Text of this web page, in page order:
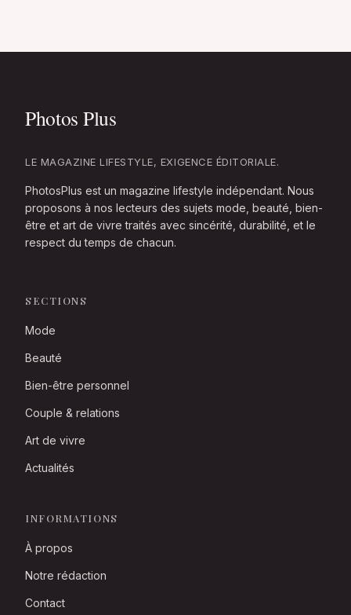
LE MAGAZINE LIFESTYLE, EXIGENCE ÉDITORIALE.
PhotosPlus est un magazine lifestyle indépendant. Nous
proposons à nos lecteurs des sujets mode, beauté, bien-
être et art de vivre traités avec sincérité, durabilité, et le
respect du temps de chacun.
SECTIONS
Mode
Beauté
Bien-être personnel
Couple & relations
Art de vivre
Actualités
INFORMATIONS
À propos
Notre rédaction
Contact